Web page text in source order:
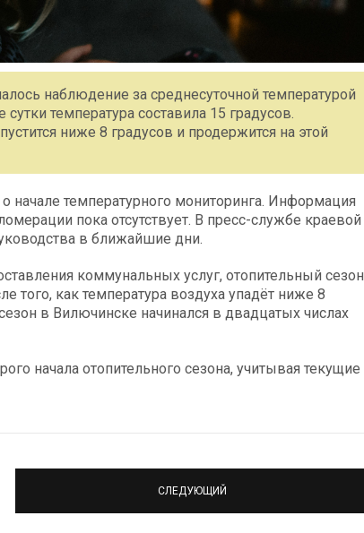
наблюдение за среднесуточной температурой
температура составила 15 градусов.
ниже 8 градусов и продержится на этой
температурного мониторинга. Информация
пока отсутствует. В пресс-службе краевой
в ближайшие дни.
коммунальных услуг, отопительный сезон
того, как температура воздуха упадёт ниже 8
в Вилючинске начинался в двадцатых числах
начала отопительного сезона, учитывая текущие
СЛЕДУЮЩИЙ